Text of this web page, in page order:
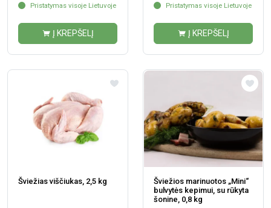
Pristatymas visoje Lietuvoje
Į KREPŠELĮ
Pristatymas visoje Lietuvoje
Į KREPŠELĮ
Šviežias viščiukas, 2,5 kg
Šviežios marinuotos „Mini“
bulvytės kepimui, su rūkyta
šonine, 0,8 kg